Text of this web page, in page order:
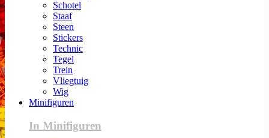
Schotel
Staaf
Steen
Stickers
Technic
Tegel
Trein
Vliegtuig
Wig
Minifiguren
In Minifiguren